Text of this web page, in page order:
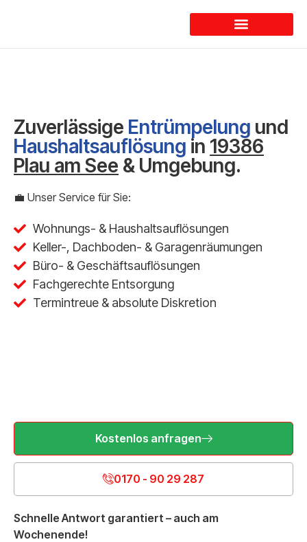
Zuverlässige Entrümpelung und
Haushaltsauflösung in 19386
Plau am See & Umgebung.
💼 Unser Service für Sie:
Wohnungs- & Haushaltsauflösungen
Keller-, Dachboden- & Garagenräumungen
Büro- & Geschäftsauflösungen
Fachgerechte Entsorgung
Termintreue & absolute Diskretion
Kostenlos anfragen
0170 - 90 29 287
Schnelle Antwort garantiert – auch am
Wochenende!